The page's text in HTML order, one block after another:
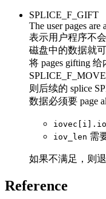
SPLICE_F_GIFT
The user pages are
表示用户程序不
磁盘中的数据就
将 pages gifting
则后续的 splice
数据必须要 page
iov_len 需
如果不满足，则
Reference